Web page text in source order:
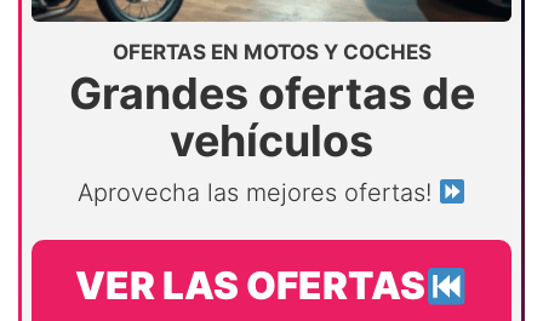
OFERTAS EN MOTOS Y COCHES
Grandes ofertas de
vehículos
Aprovecha las mejores ofertas!
VER LAS OFERTAS